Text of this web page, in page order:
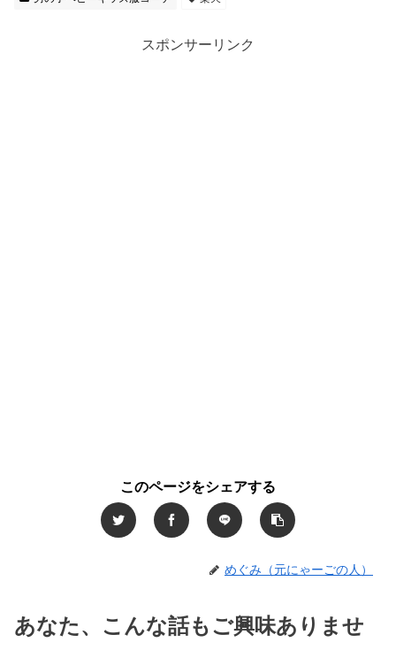
スポンサーリンク
このページをシェアする
めぐみ（元にゃーごの人）
あなた、こんな話もご興味ありませ